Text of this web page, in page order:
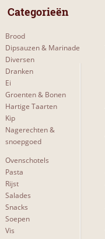
Categorieën
Brood
Dipsauzen & Marinade
Diversen
Dranken
Ei
Groenten & Bonen
Hartige Taarten
Kip
Nagerechten &
snoepgoed
Ovenschotels
Pasta
Rijst
Salades
Snacks
Soepen
Vis